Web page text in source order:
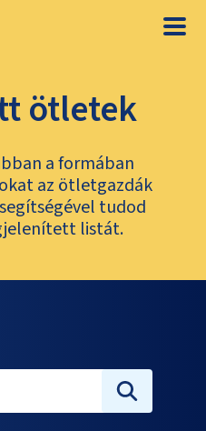
ötletek
a formában
az ötletgazdák
tudod
listát.